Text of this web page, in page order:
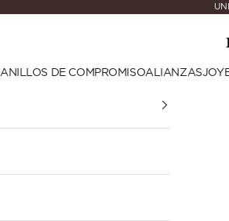
ANILLOS DE COMPROMISOALIANZAS